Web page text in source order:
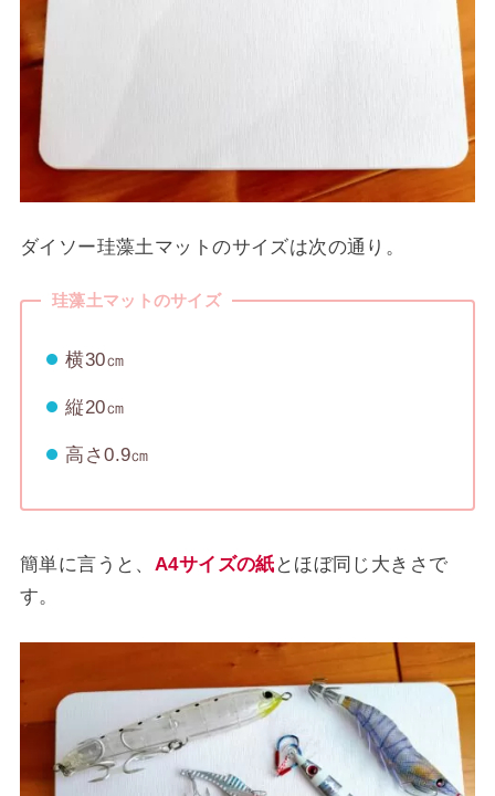
ダイソー珪藻土マットのサイズは次の通り。
珪藻土マットのサイズ
横30㎝
縦20㎝
高さ0.9㎝
簡単に言うと、 A4サイズの紙 とほぼ同じ大きさで
す。